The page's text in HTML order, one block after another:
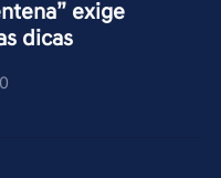
exige
dicas